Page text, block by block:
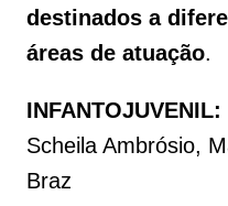
destinados a
áreas de atuação.
INFANTOJUVENIL:
Scheila Ambrósio,
Braz